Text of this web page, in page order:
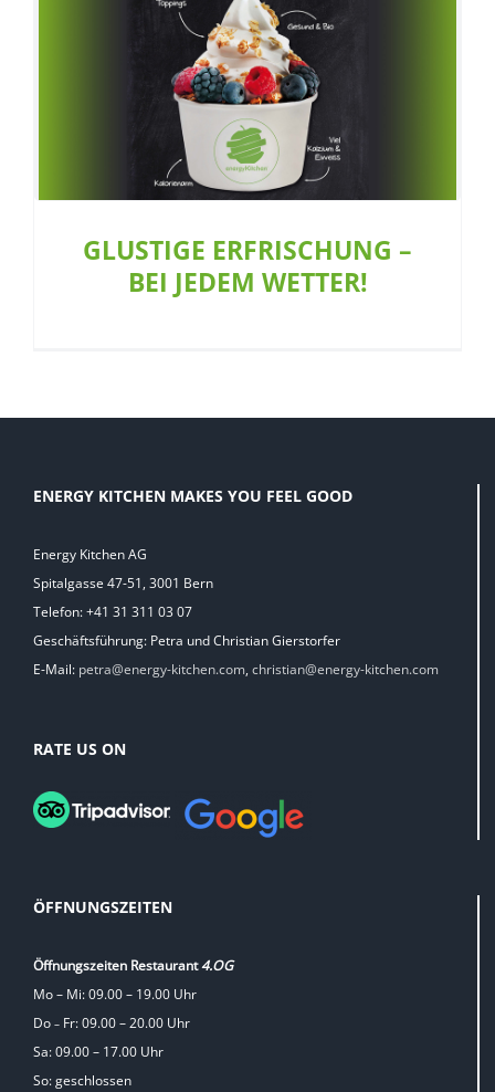
GLUSTIGE ERFRISCHUNG – BEI JEDEM
WETTER!
Café Dessert
GLUSTIGE ERFRISCHUNG –
BEI JEDEM WETTER!
ENERGY KITCHEN MAKES YOU FEEL GOOD
Energy Kitchen AG
Spitalgasse 47-51, 3001 Bern
Telefon: +41 31 311 03 07
Geschäftsführung: Petra und Christian Gierstorfer
E-Mail: petra@energy-kitchen.com, christian@energy-kitchen.com
RATE US ON
ÖFFNUNGSZEITEN
Öffnungszeiten Restaurant4.OG
Mo – Mi: 09.00 – 19.00 Uhr
Do – Fr: 09.00 – 20.00 Uhr
Sa: 09.00 – 17.00 Uhr
So: geschlossen